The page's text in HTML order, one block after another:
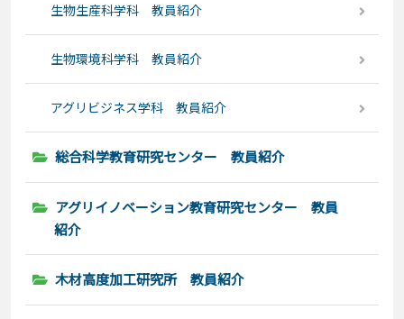
生物生産科学科 教員紹介
生物環境科学科 教員紹介
アグリビジネス学科 教員紹介
総合科学教育研究センター 教員紹介
アグリイノベーション教育研究センター 教員
紹介
木材高度加工研究所 教員紹介